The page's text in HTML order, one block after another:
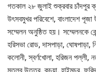
গতকাল ২৮ জুলাই শুক্রবার চাঁদপুর
উৎসবমুখর পরিবেশে, বাংলাদেশ পূজা
সম্মেলন অনুষ্ঠিত হয়। সম্মেলনকে
হরিসভা রোড, দাসপাড়া,
কলোনী, স্বর্ণখোলা, হরিজন পল্লী,